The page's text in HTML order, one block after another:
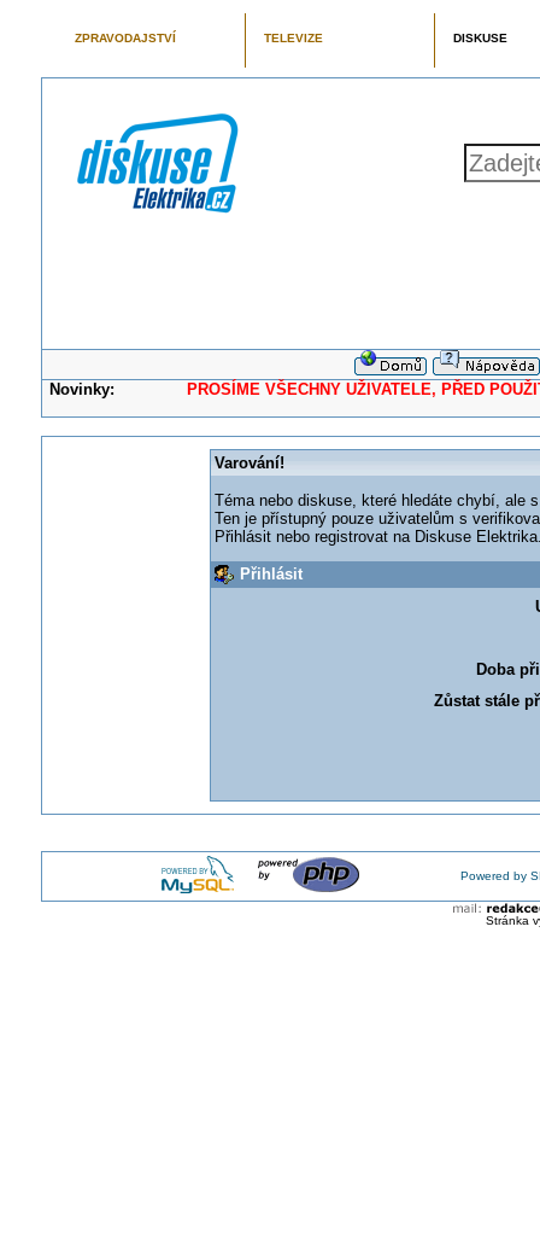
ZPRAVODAJSTVÍ TELEVIZE DISKUSE
Novinky: PROSÍME VŠECHNY UŽIVATELE, PŘED
Varování!
Téma nebo diskuse, které hledáte chybí, ale
Ten je přístupný pouze uživatelům s
Přihlásit nebo registrovat na Diskuse
Přihlásit
Doba
Zůstat stále
Powered by
Stránka